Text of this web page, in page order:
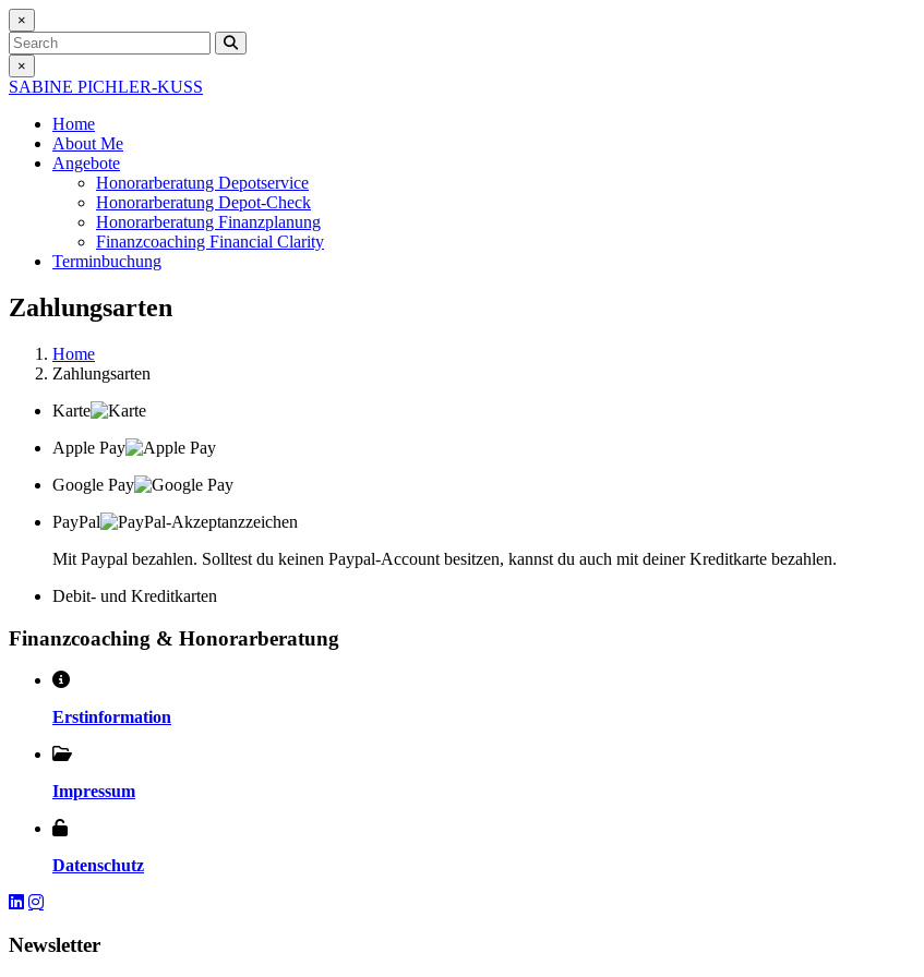
×
Search
×
SABINE PICHLER-KUSS
Home
About Me
Angebote
Honorarberatung Depotservice
Honorarberatung Depot-Check
Honorarberatung Finanzplanung
Finanzcoaching Financial Clarity
Terminbuchung
Zahlungsarten
Home
Zahlungsarten
Karte
Apple Pay
Google Pay
PayPal
Mit Paypal bezahlen. Solltest du keinen Paypal-Account besitzen, kannst du auch mit deiner Kreditkarte bezahlen.
Debit- und Kreditkarten
Finanzcoaching & Honorarberatung
Erstinformation
Impressum
Datenschutz
Newsletter